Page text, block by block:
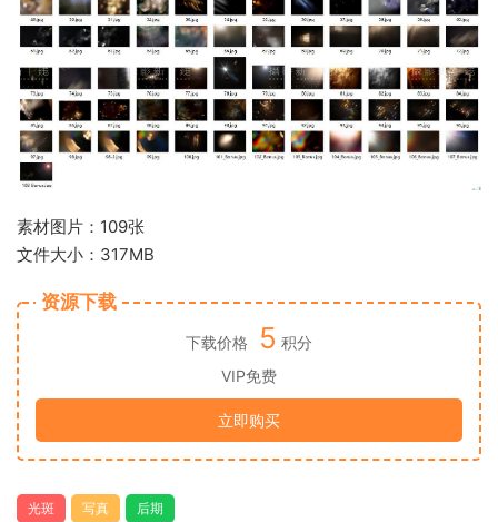
素材图片：109张
文件大小：317MB
资源下载
下载价格 5 积分
VIP免费
立即购买
光斑 写真 后期